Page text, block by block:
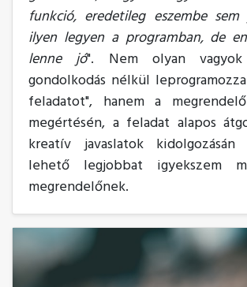
funkció, eredetileg eszembe
ilyen legyen a programban, de
lenne jó". Nem olyan
gondolkodás nélkül
feladatot", hanem a
megértésén, a feladat alapos
kreatív javaslatok
lehető legjobbat igyekszem
megrendelőnek.